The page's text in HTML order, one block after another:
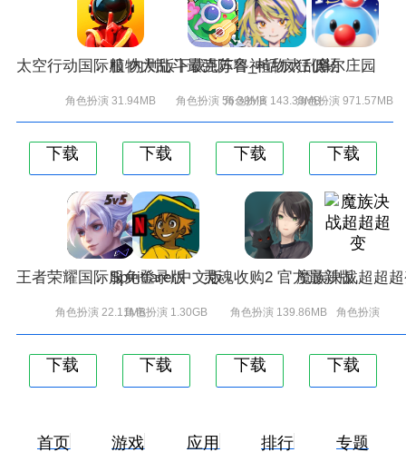
太空行动国际服 内测版下载
角色扮演 31.94MB
下载
植物大乱斗最强阵容_植物大乱斗
角色扮演 56.38MB
下载
克苏鲁神话疯狂低语
角色扮演 143.33MB
下载
摩尔庄园
角色扮演 971.57MB
下载
王者荣耀国际服免登录版
角色扮演 22.11MB
下载
Spiritfarer中文版
角色扮演 1.30GB
下载
灵魂收购2 官方最新版
角色扮演 139.86MB
下载
魔族决战超超
角色扮演
下载
首页 游戏 应用 排行 专题